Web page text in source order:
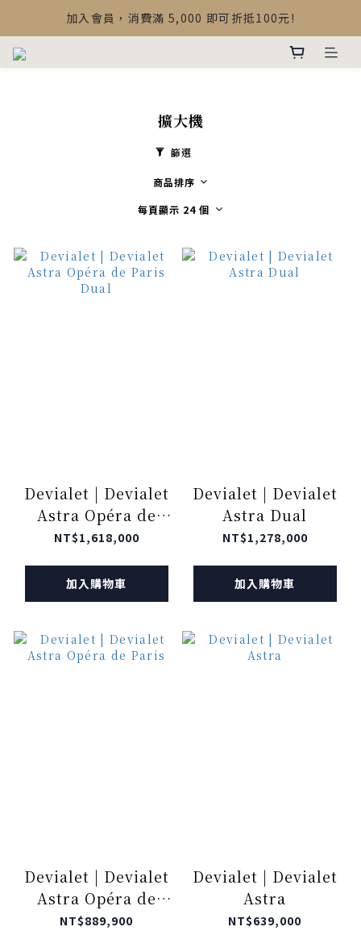
【最新公告】Devialet Mania 盒內配件調整說明
加入會員，消費滿 5,000 即可折抵100元!
【最新公告】Devialet Mania 盒內配件調整說明
擴大機
篩選
商品排序
每頁顯示 24 個
Devialet | Devialet
Astra Opéra de
Paris Dual
NT$1,618,000
加入購物車
Devialet | Devialet
Astra Dual
NT$1,278,000
加入購物車
Devialet | Devialet
Astra Opéra de
Paris
NT$889,900
Devialet | Devialet
Astra
NT$639,000